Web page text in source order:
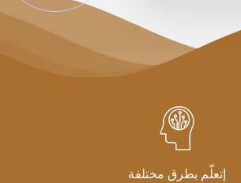
إتعلّم بطرق مختلفة